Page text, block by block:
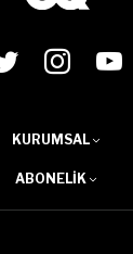
KURUMSAL
ABONELIK